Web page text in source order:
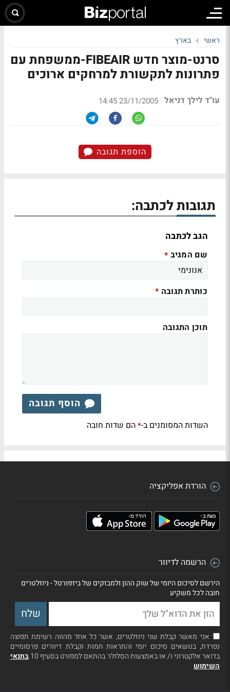
ראשי בארץ
סרנט-מוצר חדש FIBEAIR-ממשפחת עם
פתרונות לתקשורת למרחקים ארוכים
עו"ד לילך דניאל |
23/11/2005 14:45
הוספת תגובה
תגובות לכתבה:
הגב לכתבה
שם המגיב *
כותרת תגובה *
תוכן התגובה
הוסף תגובה
השדות המסומנים ב-*הם שדות חובה
הורדת אפליקציה
הרשמה לדיוור
הירשם לסיכום היומי של שוק ההון ולמבזקים של ביזפורטל - ניוזלטרים
חובה לכל משקיע
אני מאשר קבלת שני ניוזלטרים, אשר כל אחד מהווה רשימת תפוצה
נפרדת, בנושאים סיכום יומי והתראות חמות וקבלת דיוורים פרסומיים
בדואר אלקטרוני ו/ או באמצעות הסלולר בהתאם למפורט בסעיף 10
בתנאי
השימוש